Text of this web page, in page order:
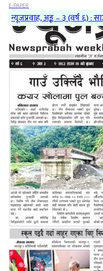
E-PAPER
न्यूजप्रवाह, अङ्क – ३ (वर्ष ६) :